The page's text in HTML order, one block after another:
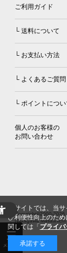
ご利用ガイド
└ 送料について
└ お支払い方法
└ よくあるご質問
└ ポイントについ
個人のお客様の
お問い合わせ
Copyright©2000-2026
Nakagawa Masashichi
当サイトでは、当
び利便性向上のた
関しては「 プライ
承諾する